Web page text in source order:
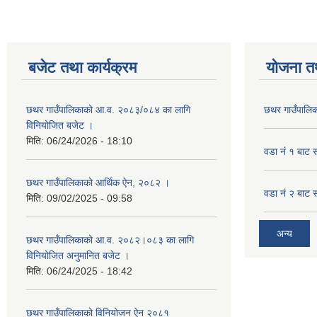
बजेट तथा कार्यक्रम
छथर गाउँपालिकाको आ.व. २०८३/०८४ का लागि
विनियोजित बजेट ।
मिति: 06/24/2026 - 18:10
छथर गाउँपालिकाको आर्थिक ऐन, २०८२ ।
मिति: 09/02/2025 - 09:58
छथर गाउँपालिकाको आ.व. २०८२।०८३ का लागि
विनियोजित अनुमानित बजेट ।
मिति: 06/24/2025 - 18:42
छथर गाउँपालिकाको विनियोजन ऐन २०८१
योजना
छथर
वडा नं १ बाट
वडा नं २ बाट
अन्य